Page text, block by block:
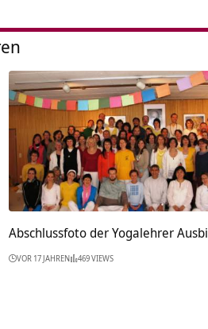
Abschlussfoto der Yogalehrer
VOR 17 JAHREN 469 VIEWS